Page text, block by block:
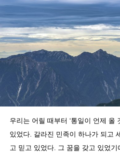
우리는 어릴 때부터 ‘통일이 언제 올
있었다. 갈라진 민족이 하나가 되고
고 믿고 있었다. 그 꿈을 갖고 있었